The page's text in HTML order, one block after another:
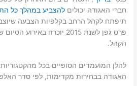
חברי האגודה יכוליםלהצביע במהלך כל
תיפתח לקהל הרחב בקלפיות הצבעה שיוצבו
פרס גפן לשנת 2015 יוכרזו
הקהל.
להלן המועמדים הסופיים בכל
האגודה בבחירות מקדימות, לפי סדר